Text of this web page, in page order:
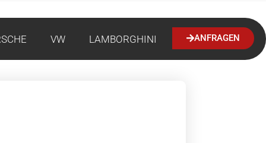
VW LAMBORGHINI ANFRAGEN